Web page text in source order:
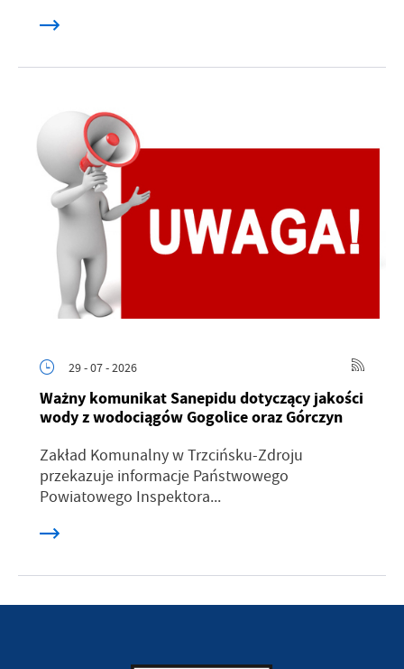
29 - 07 - 2026
Ważny komunikat Sanepidu dotyczący jakości
wody z wodociągów Gogolice oraz Górczyn
Zakład Komunalny w Trzcińsku-Zdroju
przekazuje informacje Państwowego
Powiatowego Inspektora...